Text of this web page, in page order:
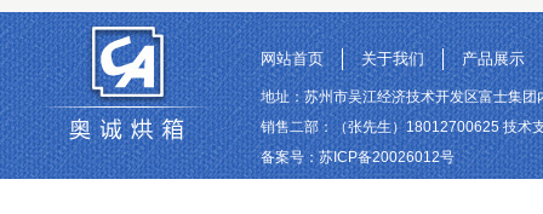
网站首页 关于我们 产品展示
地址：苏州市吴江经济技术开发区富士集
销售二部：（张先生）18012700625 技术
备案号：苏ICP备20026012号